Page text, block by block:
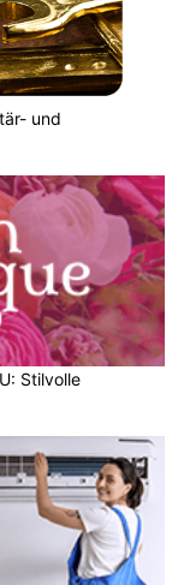
jedem Wetter
SG
Gallen
Sonne,
Es
über
Polen. Am
trockenere
feuchterer und
Schauerneigung